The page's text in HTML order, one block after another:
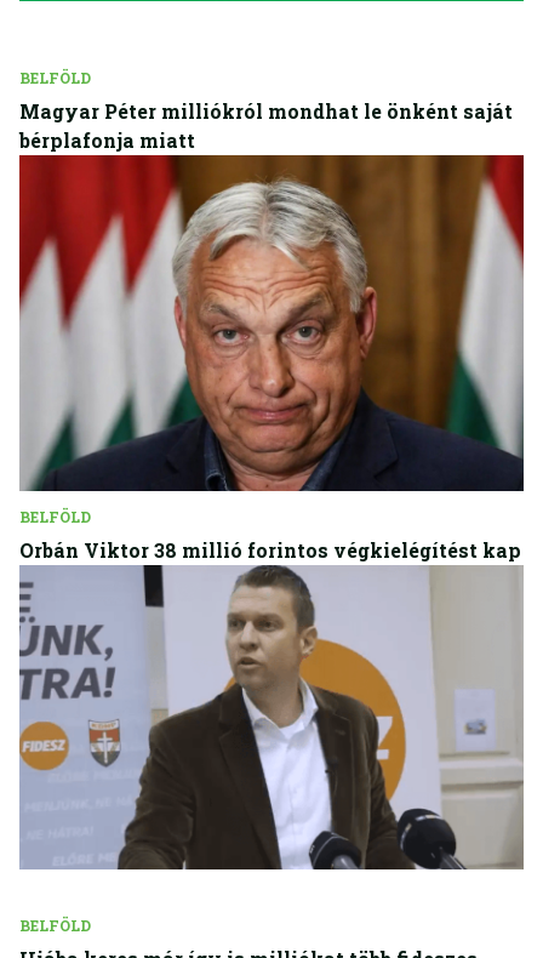
BELFÖLD
Magyar Péter milliókról mondhat le önként saját
bérplafonja miatt
BELFÖLD
Orbán Viktor 38 millió forintos végkielégítést kap
BELFÖLD